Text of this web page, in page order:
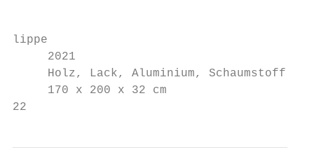
lippe
     2021
     Holz, Lack, Aluminium, Schaumstoff
     170 x 200 x 32 cm
22